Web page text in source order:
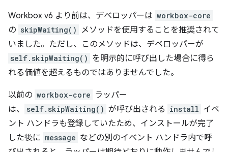
Workbox v6 より前は、デベロッパーは workbox-core
の skipWaiting()
メソッドを使用することを推奨されて
いました。ただし、このメソッドは、デベロッパーが
self.skipWaiting() を明示的に呼び出した場合に得ら
れる価値を超えるものではありませんでした。
以前の workbox-core ラッパー
は、
self.skipWaiting() が呼び出される install イベ
ント ハンドラも登録していたため、インストールが完了
した後に message などの別のイベント ハンドラ内で呼